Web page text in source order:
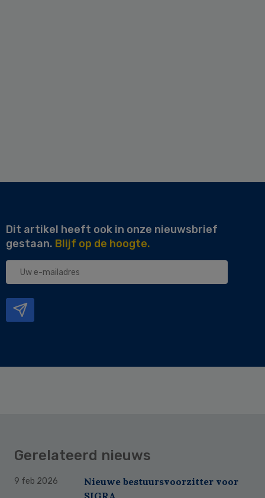
Dit artikel heeft ook in onze nieuwsbrief
gestaan. Blijf op de hoogte.
Uw
Gerelateerd nieuws
9 feb 2026
Nieuwe bestuursvoorzitter voor
SIGRA